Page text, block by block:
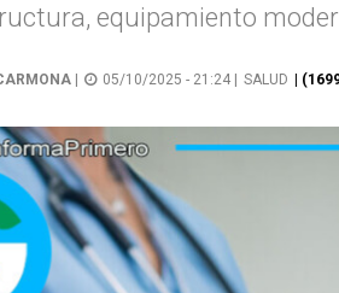
equipamiento
05/10/2025 - 21:24 | SALUD |